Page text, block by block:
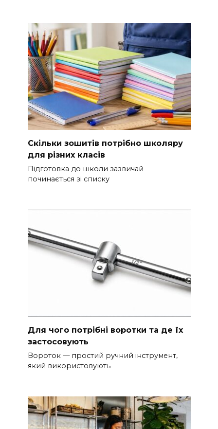
Скільки зошитів потрібно школяру
для різних класів
Підготовка до школи зазвичай
починається зі списку
Для чого потрібні воротки та де їх
застосовують
Вороток — простий ручний інструмент,
який використовують